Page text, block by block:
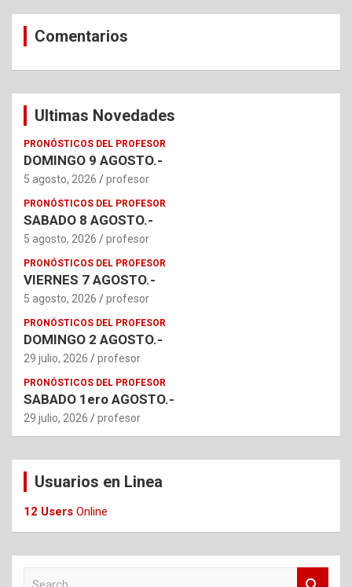
Comentarios
Ultimas Novedades
PRONÓSTICOS DEL PROFESOR
DOMINGO 9 AGOSTO.-
5 agosto, 2026 profesor
PRONÓSTICOS DEL PROFESOR
SABADO 8 AGOSTO.-
5 agosto, 2026 profesor
PRONÓSTICOS DEL PROFESOR
VIERNES 7 AGOSTO.-
5 agosto, 2026 profesor
PRONÓSTICOS DEL PROFESOR
DOMINGO 2 AGOSTO.-
29 julio, 2026 profesor
PRONÓSTICOS DEL PROFESOR
SABADO 1ero AGOSTO.-
29 julio, 2026 profesor
Usuarios en Linea
12 Users Online